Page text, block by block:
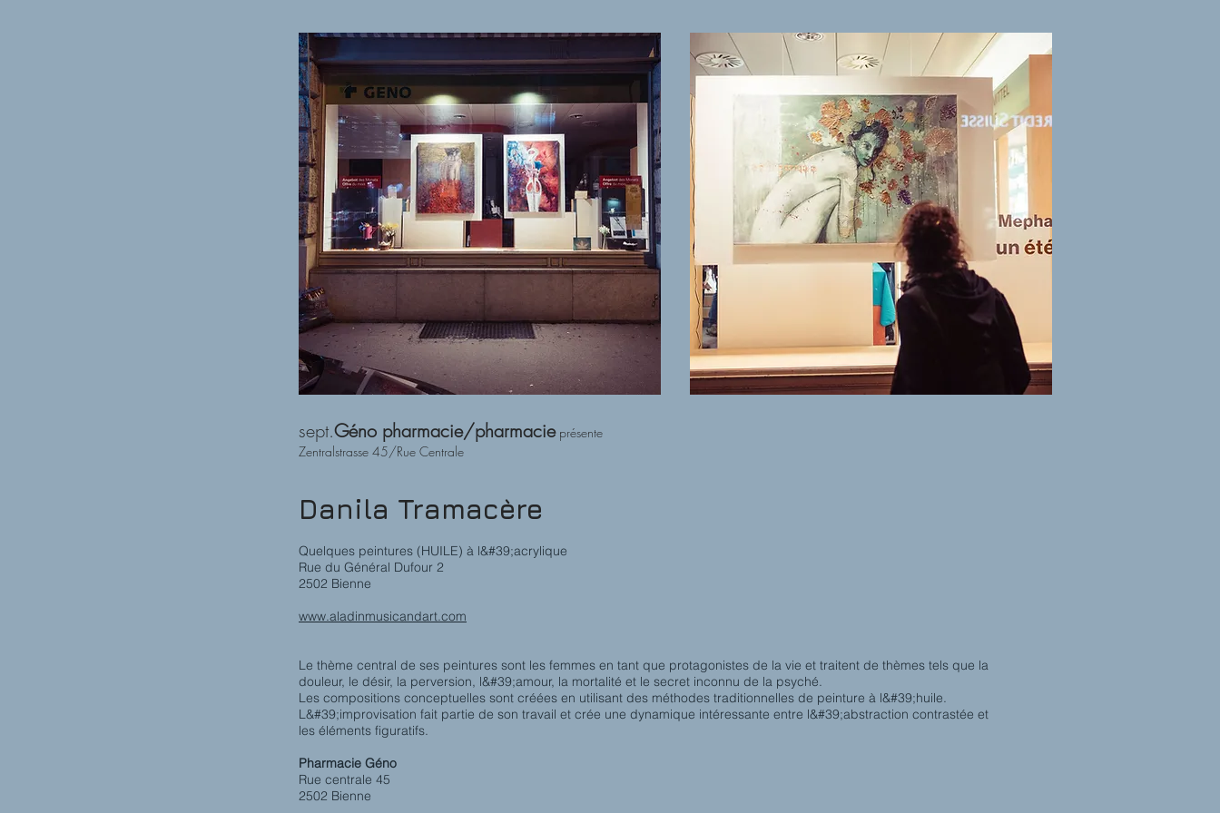
sept.Géno pharmacie/pharmacie présente
Zentralstrasse 45/Rue Centrale
Danila Tramacère
Quelques peintures (HUILE) à l&#39;acrylique
Rue du Général Dufour 2
2502 Bienne
www.aladinmusicandart.com
Le thème central de ses peintures sont les femmes en tant que protagonistes de la vie et traitent de thèmes tels que la
douleur, le désir, la perversion, l&#39;amour, la mortalité et le secret inconnu de la psyché.
Les compositions conceptuelles sont créées en utilisant des méthodes traditionnelles de peinture à l&#39;huile.
L&#39;improvisation fait partie de son travail et crée une dynamique intéressante entre l&#39;abstraction contrastée et
les éléments figuratifs.
Pharmacie Géno
Rue centrale 45
2502 Bienne